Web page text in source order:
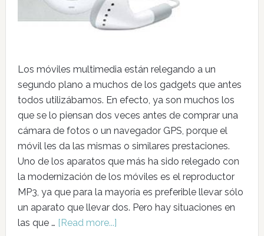
Los móviles multimedia están relegando a un
segundo plano a muchos de los gadgets que antes
todos utilizábamos. En efecto, ya son muchos los
que se lo piensan dos veces antes de comprar una
cámara de fotos o un navegador GPS, porque el
móvil les da las mismas o similares prestaciones.
Uno de los aparatos que más ha sido relegado con
la modernización de los móviles es el reproductor
MP3, ya que para la mayoría es preferible llevar sólo
un aparato que llevar dos. Pero hay situaciones en
las que … [Read more...]